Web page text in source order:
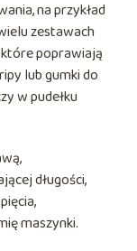
na przykład
zestawach
poprawiają
lub gumki do
w pudełku
długości,
maszynki.